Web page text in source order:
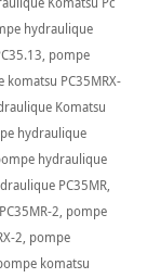
hydraulique
, pompe
PC35MRX-
Komatsu
hydraulique
hydraulique
PC35MR,
2, pompe
2, pompe
komatsu